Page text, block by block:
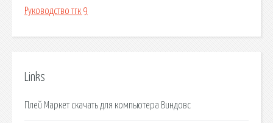
Руководство тгк 9
Links
Плей Маркет скачать для компьютера Виндовс